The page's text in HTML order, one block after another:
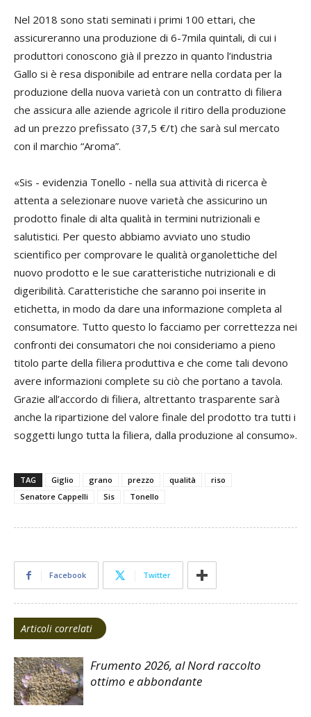
Nel 2018 sono stati seminati i primi 100 ettari, che
assicureranno una produzione di 6-7mila quintali, di cui i
produttori conoscono già il prezzo in quanto l’industria
Gallo si è resa disponibile ad entrare nella cordata per la
produzione della nuova varietà con un contratto di filiera
che assicura alle aziende agricole il ritiro della produzione
ad un prezzo prefissato (37,5 €/t) che sarà sul mercato
con il marchio “Aroma”.
«Sis - evidenzia Tonello - nella sua attività di ricerca è
attenta a selezionare nuove varietà che assicurino un
prodotto finale di alta qualità in termini nutrizionali e
salutistici. Per questo abbiamo avviato uno studio
scientifico per comprovare le qualità organolettiche del
nuovo prodotto e le sue caratteristiche nutrizionali e di
digeribilità. Caratteristiche che saranno poi inserite in
etichetta, in modo da dare una informazione completa al
consumatore. Tutto questo lo facciamo per correttezza nei
confronti dei consumatori che noi consideriamo a pieno
titolo parte della filiera produttiva e che come tali devono
avere informazioni complete su ciò che portano a tavola.
Grazie all’accordo di filiera, altrettanto trasparente sarà
anche la ripartizione del valore finale del prodotto tra tutti i
soggetti lungo tutta la filiera, dalla produzione al consumo».
TAG Giglio grano prezzo qualità
riso
Senatore Cappelli
Sis Tonello
Facebook Twitter
Articoli correlati
Frumento 2026, al Nord raccolto
ottimo e abbondante